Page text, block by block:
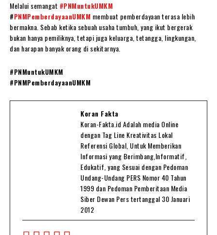
Melalui semangat #PNMuntukUMKM
#PNMPemberdayaanUMKM membuat pemberdayaan terasa lebih
bermakna. Sebab ketika sebuah usaha tumbuh, yang ikut bergerak
bukan hanya pemiliknya, tetapi juga keluarga, tetangga, lingkungan,
dan harapan banyak orang di sekitarnya.
#PNMuntukUMKM
#PNMPemberdayaanUMKM
Koran Fakta
Koran-Fakta.id Adalah media Online
dengan Tag Line Kreativitas Lokal
Referensi Global, Untuk Memberikan
Informasi yang Berimbang,Informatif,
Edukatif, yang Sesuai dengan Pedoman
Undang-Undang PERS Nomor 40 Tahun
1999 dan Pedoman Pemberitaan Media
Siber Dewan Pers tertanggal 30 Januari
2012